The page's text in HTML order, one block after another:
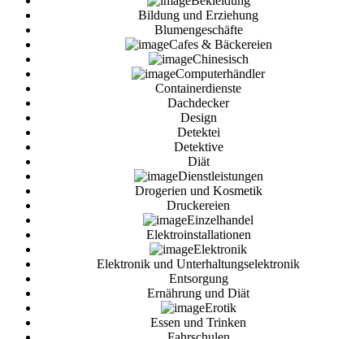
Bildung und Erziehung
Blumengeschäfte
Cafes & Bäckereien
Chinesisch
Computerhändler
Containerdienste
Dachdecker
Design
Detektei
Detektive
Diät
Dienstleistungen
Drogerien und Kosmetik
Druckereien
Einzelhandel
Elektroinstallationen
Elektronik
Elektronik und Unterhaltungselektronik
Entsorgung
Ernährung und Diät
Erotik
Essen und Trinken